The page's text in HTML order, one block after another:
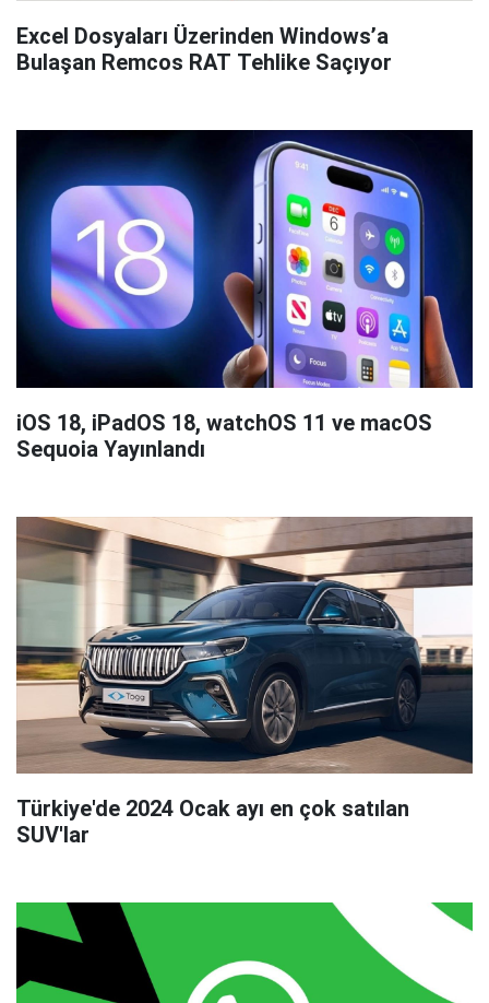
Excel Dosyaları Üzerinden Windows’a
Bulaşan Remcos RAT Tehlike Saçıyor
iOS 18, iPadOS 18, watchOS 11 ve macOS
Sequoia Yayınlandı
Türkiye'de 2024 Ocak ayı en çok satılan
SUV'lar